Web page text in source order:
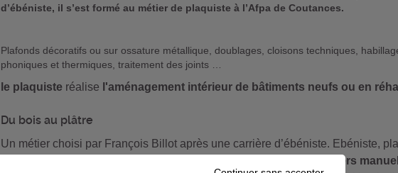
d’ébéniste, il s’est formé au métier de plaquiste à l’Afpa de Coutances.
Plafonds décoratifs ou sur ossature métallique, doublages, cloisons techniques,
phoniques et thermiques, traitement des joints …
le plaquiste réalise l'aménagement intérieur de bâtiments neufs ou en
Du bois au plâtre
Un métier choisi par François Billot après une carrière d’ébéniste. Ebéniste,
métiers du bâtiment, deux métiers du second-œuvre, deux métiers